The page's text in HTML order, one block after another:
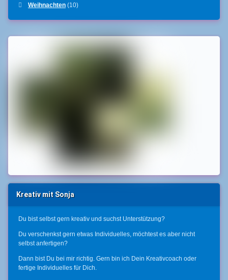
Weihnachten(10)
Kreativ mit Sonja
Du bist selbst gern kreativ und suchst Unterstützung?
Du verschenkst gern etwas Individuelles, möchtest es aber nicht
selbst anfertigen?
Dann bist Du bei mir richtig. Gern bin ich Dein Kreativcoach oder
fertige Individuelles für Dich.